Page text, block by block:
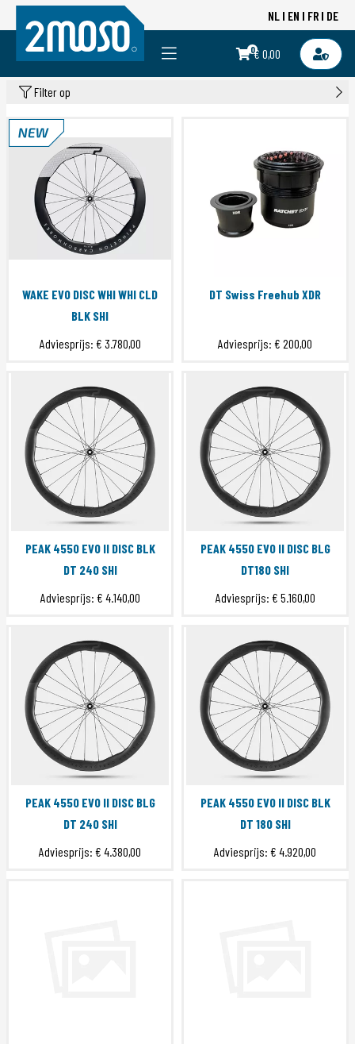
NL EN FR DE
0€ 0,00
Filter op
WAKE EVO DISC WHI WHI CLD
BLK SHI
Adviesprijs: € 3.780,00
DT Swiss Freehub XDR
Adviesprijs: € 200,00
PEAK 4550 EVO II DISC BLK
DT 240 SHI
Adviesprijs: € 4.140,00
PEAK 4550 EVO II DISC BLG
DT180 SHI
Adviesprijs: € 5.160,00
PEAK 4550 EVO II DISC BLG
DT 240 SHI
Adviesprijs: € 4.380,00
PEAK 4550 EVO II DISC BLK
DT 180 SHI
Adviesprijs: € 4.920,00